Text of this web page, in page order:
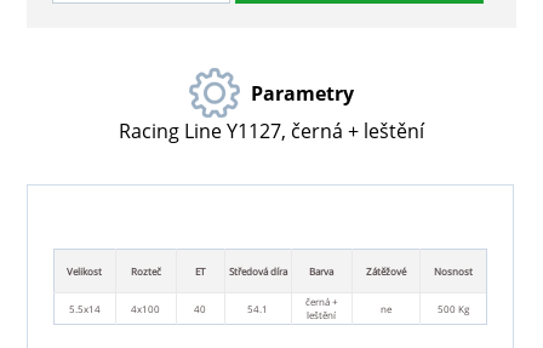
Parametry
Racing Line Y1127, černá + leštění
Velikost Rozteč ET Středová díra Barva Zátěžové Nosnost
5.5x14 4x100 40 54.1
černá +
leštění
ne 500 Kg